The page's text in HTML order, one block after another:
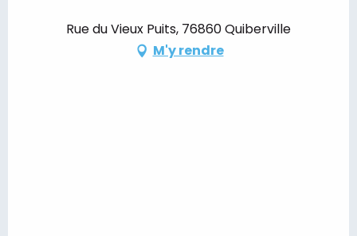
Rue du Vieux Puits, 76860 Quiberville
M'y rendre